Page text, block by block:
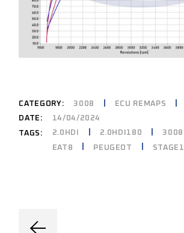
CATEGORY: 3008 ECU REMAPS
DATE:
14/04/2024
TAGS:
2.0HDI 2.0HDI180 3008
EAT8
PEUGEOT STAGE1